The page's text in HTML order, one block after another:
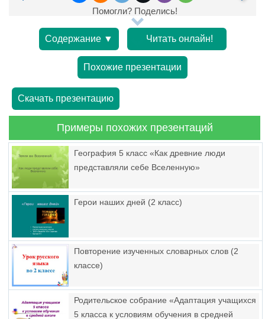
Помогли? Поделись!
Содержание ▼ Читать онлайн!
Похожие презентации
Скачать презентацию
Примеры похожих презентаций
География 5 класс «Как древние люди
представляли себе Вселенную»
Герои наших дней (2 класс)
Повторение изученных словарных слов (2
классе)
Родительское собрание «Адаптация учащихся
5 класса к условиям обучения в средней